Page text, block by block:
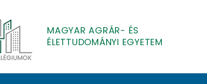
MAGYAR AGRÁR- ÉS
ÉLETTUDOMÁNYI EGYETEM